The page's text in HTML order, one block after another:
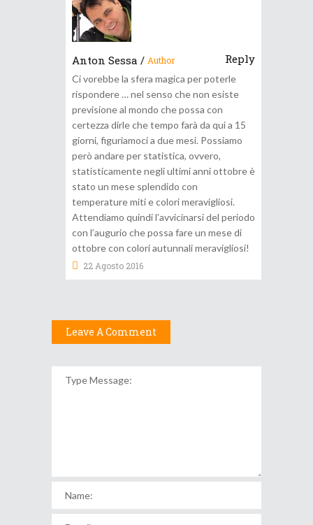
Anton Sessa / Author Reply
Ci vorebbe la sfera magica per poterle
rispondere … nel senso che non esiste
previsione al mondo che possa con
certezza dirle che tempo farà da qui a 15
giorni, figuriamoci a due mesi. Possiamo
però andare per statistica, ovvero,
statisticamente negli ultimi anni ottobre è
stato un mese splendido con
temperature miti e colori meravigliosi.
Attendiamo quindi l’avvicinarsi del periodo
con l’augurio che possa fare un mese di
ottobre con colori autunnali meravigliosi!
22 Agosto 2016
Leave A Comment